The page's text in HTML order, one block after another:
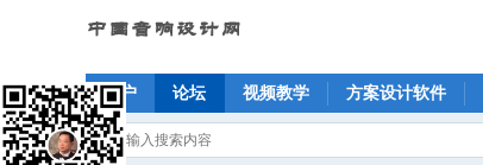
门户 论坛 视频教学 方案设计软件